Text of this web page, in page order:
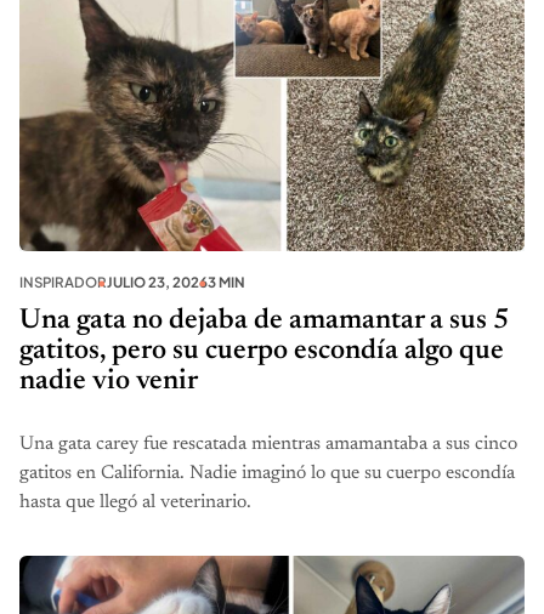
INSPIRADORJULIO 23, 20263 MIN
Una gata no dejaba de amamantar a sus 5
gatitos, pero su cuerpo escondía algo que
nadie vio venir
Una gata carey fue rescatada mientras amamantaba a sus cinco
gatitos en California. Nadie imaginó lo que su cuerpo escondía
hasta que llegó al veterinario.